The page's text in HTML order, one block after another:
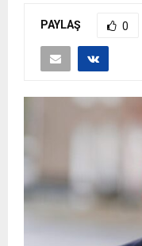
PAYLAŞ 0